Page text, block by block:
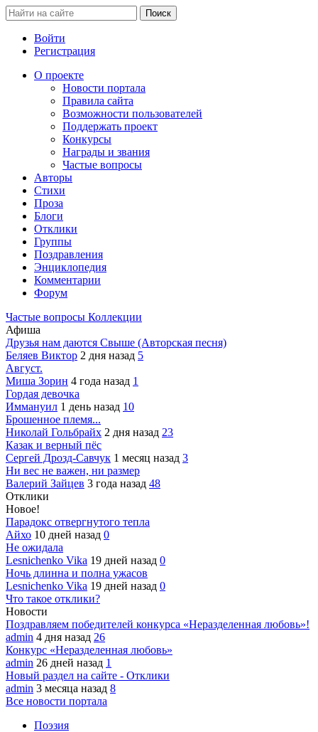
Войти
Регистрация
О проекте
Новости портала
Правила сайта
Возможности пользователей
Поддержать проект
Конкурсы
Награды и звания
Частые вопросы
Авторы
Стихи
Проза
Блоги
Отклики
Группы
Поздравления
Энциклопедия
Комментарии
Форум
Частые вопросы Коллекции
Афиша
Друзья нам даются Свыше (Авторская песня)
Беляев Виктор 2 дня назад 5
Август.
Миша Зорин 4 года назад 1
Гордая девочка
Иммануил 1 день назад 10
Брошенное племя...
Николай Гольбрайх 2 дня назад 23
Казак и верный пёс
Сергей Дрозд-Савчук 1 месяц назад 3
Ни вес не важен, ни размер
Валерий Зайцев 3 года назад 48
Отклики
Новое!
Парадокс отвергнутого тепла
Айхо 10 дней назад 0
Не ожидала
Lesnichenko Vika 19 дней назад 0
Ночь длинна и полна ужасов
Lesnichenko Vika 19 дней назад 0
Что такое отклики?
Новости
Поздравляем победителей конкурса «Неразделенная любовь»!
admin 4 дня назад 26
Конкурс «Неразделенная любовь»
admin 26 дней назад 1
Новый раздел на сайте - Отклики
admin 3 месяца назад 8
Все новости портала
Поэзия